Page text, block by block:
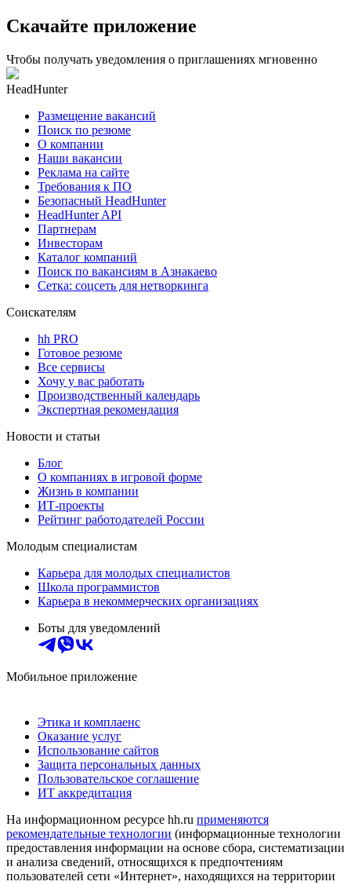
Скачайте приложение
Чтобы получать уведомления о приглашениях мгновенно
HeadHunter
Размещение вакансий
Поиск по резюме
О компании
Наши вакансии
Реклама на сайте
Требования к ПО
Безопасный HeadHunter
HeadHunter API
Партнерам
Инвесторам
Каталог компаний
Поиск по вакансиям в Азнакаево
Сетка: соцсеть для нетворкинга
Соискателям
hh PRO
Готовое резюме
Все сервисы
Хочу у вас работать
Производственный календарь
Экспертная рекомендация
Новости и статьи
Блог
О компаниях в игровой форме
Жизнь в компании
ИТ-проекты
Рейтинг работодателей России
Молодым специалистам
Карьера для молодых специалистов
Школа программистов
Карьера в некоммерческих организациях
Боты для уведомлений
Мобильное приложение
Этика и комплаенс
Оказание услуг
Использование сайтов
Защита персональных данных
Пользовательское соглашение
ИТ аккредитация
На информационном ресурсе hh.ru применяются
рекомендательные технологии (информационные технологии
предоставления информации на основе сбора, систематизации
и анализа сведений, относящихся к предпочтениям
пользователей сети «Интернет», находящихся на территории